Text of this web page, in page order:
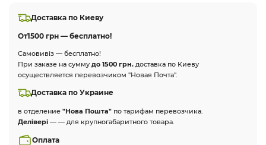
Доставка по Киеву
От1500 грн — бесплатно!
Самовивіз — бесплатно!
При заказе на сумму до 1500 грн. доставка по Киеву
осуществляется перевозчиком "Новая Почта".
Доставка по Украине
в отделение "Нова Пошта" по тарифам перевозчика.
Делівері — — для крупногабаритного товара.
Оплата